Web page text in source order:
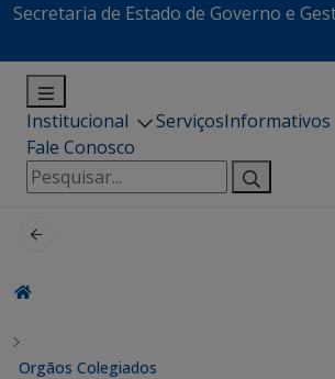
Secretaria de Estado de Governo e
Institucional ServiçosInformativos
Fale Conosco
Pesquisar
por:
Orgãos Colegiados